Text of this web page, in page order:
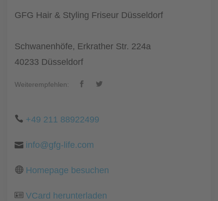
GFG Hair & Styling Friseur Düsseldorf
Schwanenhöfe, Erkrather Str. 224a
40233 Düsseldorf
Weiterempfehlen:
+49 211 88922499
info@gfg-life.com
Homepage besuchen
VCard herunterladen